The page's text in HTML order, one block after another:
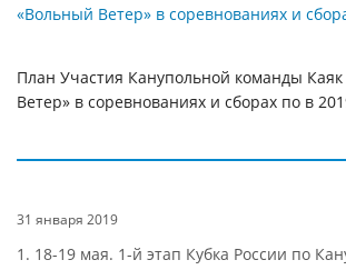
План Участия Канупольной команды
Ветер» в соревнованиях и сборах по в
31 января 2019
1. 18-19 мая. 1-й этап Кубка России по